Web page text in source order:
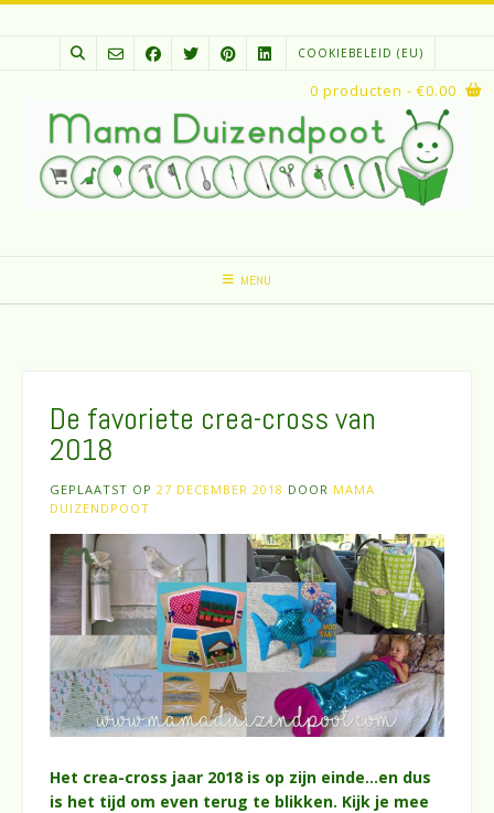
Spring
COOKIEBELEID (EU)
MENU
0 producten - €0.00
De favoriete crea-cross van
2018
GEPLAATST OP 27 DECEMBER 2018 DOOR MAMA
DUIZENDPOOT
Het crea-cross jaar 2018 is op zijn einde…en dus
is het tijd om even terug te blikken. Kijk je mee